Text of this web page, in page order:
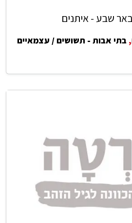
שבע - איתנים
, בתי אבות - תשושים / עצמאיים